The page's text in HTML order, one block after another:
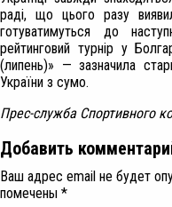
раді, що цього разу
готуватимуться до
рейтинговий турнір у
(липень)» — зазначила
України з сумо.
Прес-служба Спортивного
Добавить
Ваш адрес email не будет
помечены *